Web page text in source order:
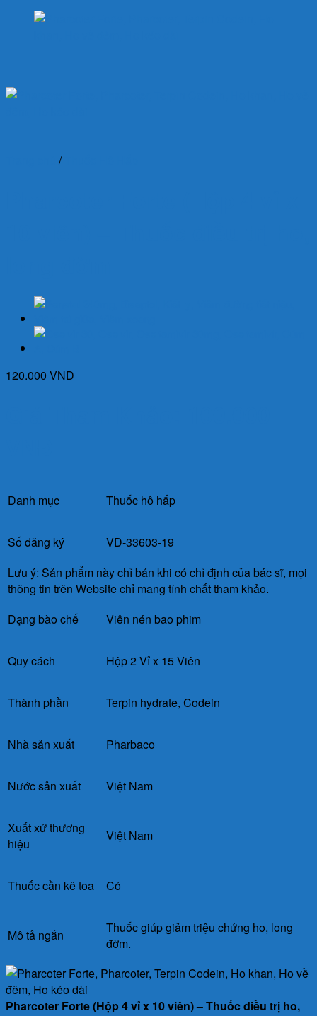
/
120.000 VND
Danh mục Thuốc hô hấp
Số đăng ký
VD-33603-19
Lưu ý: Sản phẩm này chỉ bán khi có chỉ định của bác sĩ, mọi
thông tin trên Website chỉ mang tính chất tham khảo.
Dạng bào chế
Viên nén bao phim
Quy cách Hộp 2 Vỉ x 15 Viên
Thành phần Terpin hydrate, Codein
Nhà sản xuất Pharbaco
Nước sản xuất Việt Nam
Xuất xứ thương
hiệu
Việt Nam
Thuốc cần kê toa Có
Mô tả ngắn
Thuốc giúp giảm triệu chứng ho, long
đờm.
Pharcoter Forte (Hộp 4 vỉ x 10 viên) – Thuốc điều trị ho,